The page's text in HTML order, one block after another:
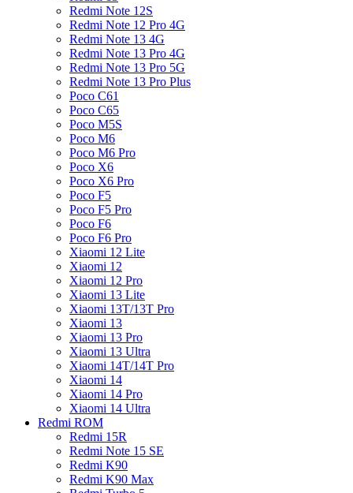
Redmi Note 12S
Redmi Note 12 Pro 4G
Redmi Note 13 4G
Redmi Note 13 Pro 4G
Redmi Note 13 Pro 5G
Redmi Note 13 Pro Plus
Poco C61
Poco C65
Poco M5S
Poco M6
Poco M6 Pro
Poco X6
Poco X6 Pro
Poco F5
Poco F5 Pro
Poco F6
Poco F6 Pro
Xiaomi 12 Lite
Xiaomi 12
Xiaomi 12 Pro
Xiaomi 13 Lite
Xiaomi 13T/13T Pro
Xiaomi 13
Xiaomi 13 Pro
Xiaomi 13 Ultra
Xiaomi 14T/14T Pro
Xiaomi 14
Xiaomi 14 Pro
Xiaomi 14 Ultra
Redmi ROM
Redmi 15R
Redmi Note 15 SE
Redmi K90
Redmi K90 Max